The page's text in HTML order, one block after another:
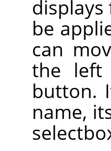
be
can
the left
button.
name,